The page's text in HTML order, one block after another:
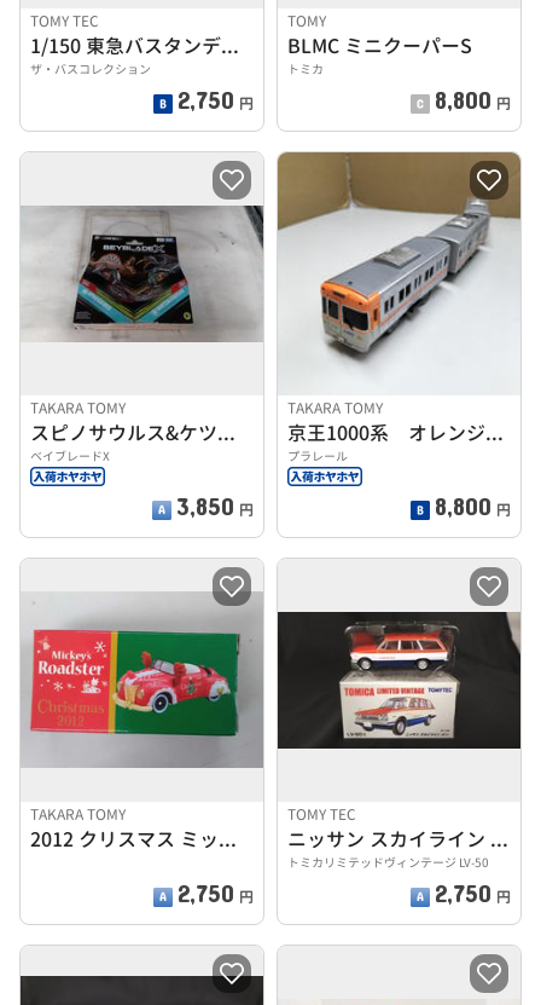
TOMY TEC
1/150 東急バスタンデムライナー7304号車
ザ・バスコレクション
2,750 円
TOMY
BLMC ミニクーパーS
トミカ
8,800 円
TAKARA TOMY
スピノサウルス&ケツァルコアトルス
ベイブレードX
3,850 円
TAKARA TOMY
京王1000系 オレンジベージュ
プラレール
8,800 円
TAKARA TOMY
2012 クリスマス ミッキーのロードスター
2,750 円
TOMY TEC
ニッサン スカイライン バン
トミカリミテッドヴィンテージ LV-50
2,750 円